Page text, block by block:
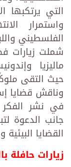
التي يرتكبها
واستمرار
الفلسطيني
شملت زيارات
ماليزيا
حيث التقى
وناقش قضايا
في نشر
جانب الدعوة
القضايا البيئية
زيارات حافلة